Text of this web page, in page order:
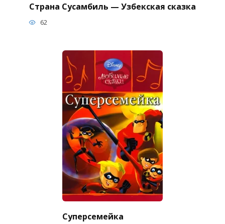
Страна Сусамбиль — Узбекская сказка
62
Суперсемейка